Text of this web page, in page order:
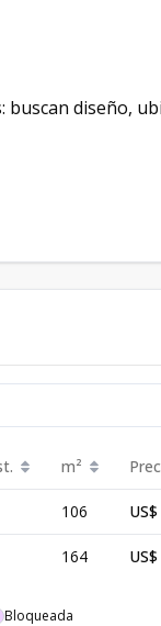
diseño,
m²
106
164
Bloqueada